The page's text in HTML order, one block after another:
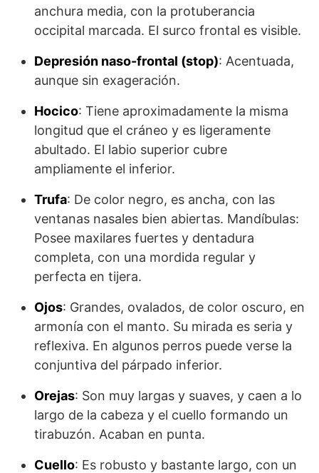
anchura media, con la protuberancia
occipital marcada. El surco frontal es visible.
Depresión naso-frontal (stop): Acentuada,
aunque sin exageración.
Hocico: Tiene aproximadamente la misma
longitud que el cráneo y es li­geramente
abultado. El labio superior cubre
ampliamente el inferior.
Trufa: De color negro, es ancha, con las
ventanas nasales bien abiertas. Mandíbulas:
Posee maxilares fuertes y dentadura
completa, con una mor­dida regular y
perfecta en tijera.
Ojos: Grandes, ovalados, de color oscuro, en
armonía con el manto. Su mirada es seria y
reflexiva. En algunos perros puede verse la
conjuntiva del párpado inferior.
Orejas: Son muy largas y suaves, y caen a lo
largo de la cabeza y el cuello formando un
tirabuzón. Acaban en punta.
Cuello: Es robusto y bastante largo, con un